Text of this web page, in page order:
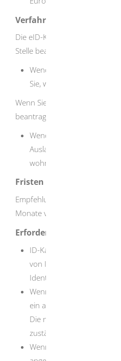
Verfahrensablauf
Die eID-Karte können Sie
Stelle beantragen.
Wenden Sie sich an Ihr
Sie, wenn nötig, einen
Wenn Sie Ihre eID-Karte
beantragen wollen:
Wenden Sie sich an das
Auslandsvertretung in dem
wohnen.
Fristen
Empfehlung: Beantragen Sie
Monate vor Ablauf der
Erforderliche Unterlagen
ID-Karte
von Ihrem Heimatstaat
Identitätsdokument
Wenn Sie keinen
ein anderer Nachweis
Die nötigen Unterlagen
zuständigen
Wenn Sie nach